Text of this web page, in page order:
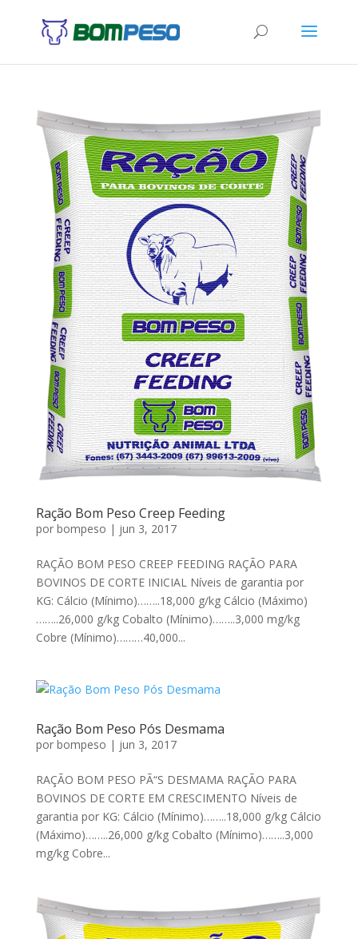
Ração Bom Peso Creep Feeding
por bompeso | jun 3, 2017
RAÇÃO BOM PESO CREEP FEEDING RAÇÃO PARA
BOVINOS DE CORTE INICIAL Níveis de garantia por
KG: Cálcio (Mínimo)……..18,000 g/kg Cálcio (Máximo)
……..26,000 g/kg Cobalto (Mínimo)……..3,000 mg/kg
Cobre (Mínimo)………40,000...
Ração Bom Peso Pós Desmama
por bompeso | jun 3, 2017
RAÇÃO BOM PESO PÃ“S DESMAMA RAÇÃO PARA
BOVINOS DE CORTE EM CRESCIMENTO Níveis de
garantia por KG: Cálcio (Mínimo)……..18,000 g/kg Cálcio
(Máximo)……..26,000 g/kg Cobalto (Mínimo)……..3,000
mg/kg Cobre...